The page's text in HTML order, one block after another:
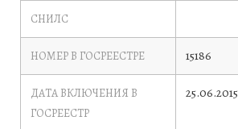
СНИЛС
НОМЕР В ГОСРЕЕСТРЕ 15186
ДАТА ВКЛЮЧЕНИЯ В
ГОСРЕЕСТР
25.06.2015